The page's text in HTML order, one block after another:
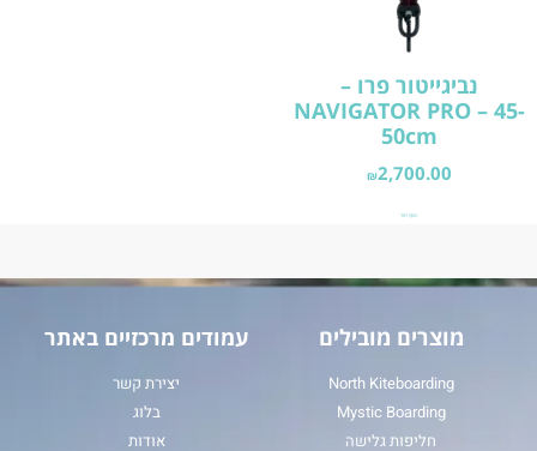
נביגייטור פרו –
NAVIGATOR PRO – 45-
50cm
₪2,700.00
הוסף לסל
מוצרים מובילים
North Kiteboarding
Mystic Boarding
חליפות גלישה
עמודים מרכזיים באתר
יצירת קשר
בלוג
אודות